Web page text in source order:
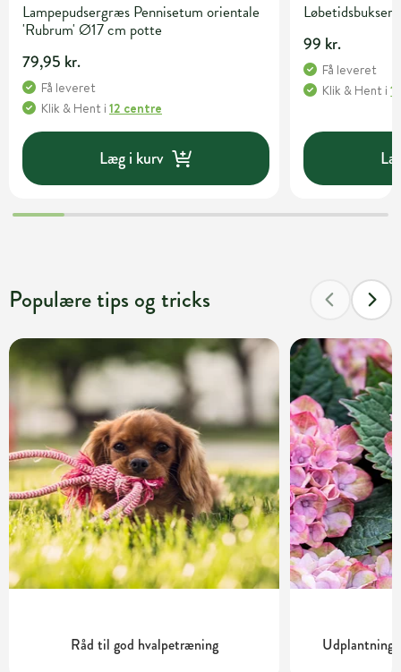
Lampepudsergræs Pennisetum orientale
'Rubrum' Ø17 cm potte
79,95 kr.
Få leveret
Klik & Hent i 12 centre
Læg i kurv
99 kr.
Få leveret
Klik & Hent i
Populære tips og tricks
Råd til god hvalpetræning Udplantning